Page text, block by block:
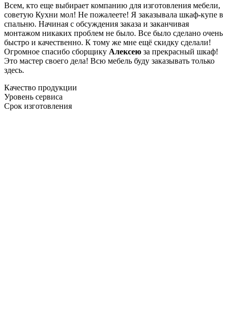
Всем, кто еще выбирает компанию для изготовления мебели,
советую Кухни мол! Не пожалеете! Я заказывала шкаф-купе в
спальню. Начиная с обсуждения заказа и заканчивая
монтажом никаких проблем не было. Все было сделано очень
быстро и качественно. К тому же мне ещё скидку сделали!
Огромное спасибо сборщику Алексею за прекрасный шкаф!
Это мастер своего дела! Всю мебель буду заказывать только
здесь.
Качество продукции
Уровень сервиса
Срок изготовления